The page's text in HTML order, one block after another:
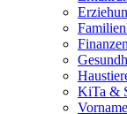
Finanzen
KiTa &